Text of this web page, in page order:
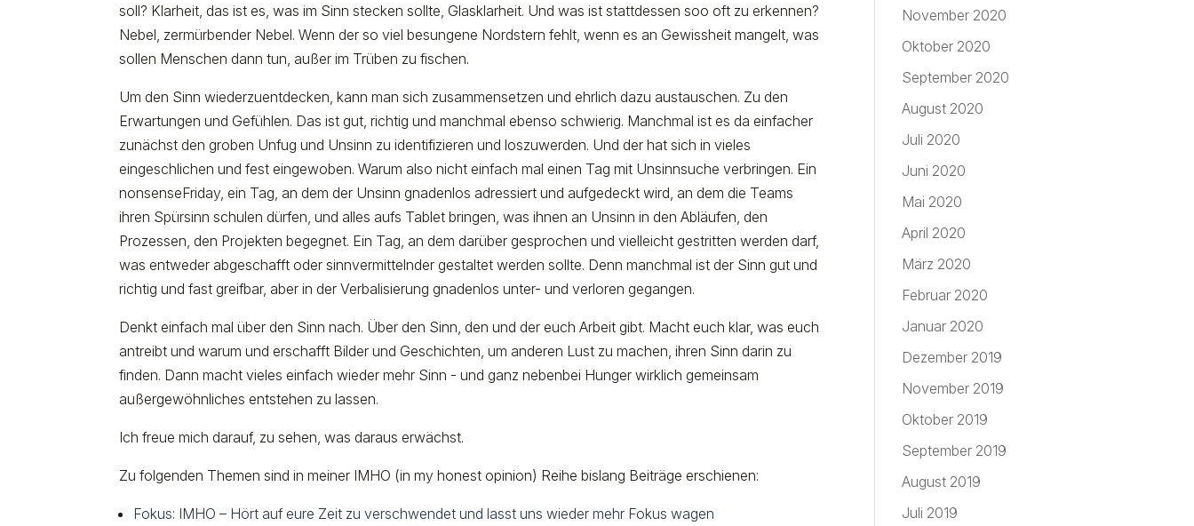
soll? Klarheit, das ist es, was im Sinn stecken sollte, Glasklarheit. Und was ist stattdessen soo oft zu erkennen?
Nebel, zermürbender Nebel. Wenn der so viel besungene Nordstern fehlt, wenn es an Gewissheit mangelt, was
sollen Menschen dann tun, außer im Trüben zu fischen.
Um den Sinn wiederzuentdecken, kann man sich zusammensetzen und ehrlich dazu austauschen. Zu den
Erwartungen und Gefühlen. Das ist gut, richtig und manchmal ebenso schwierig. Manchmal ist es da einfacher
zunächst den groben Unfug und Unsinn zu identifizieren und loszuwerden. Und der hat sich in vieles
eingeschlichen und fest eingewoben. Warum also nicht einfach mal einen Tag mit Unsinnsuche verbringen. Ein
nonsenseFriday, ein Tag, an dem der Unsinn gnadenlos adressiert und aufgedeckt wird, an dem die Teams
ihren Spürsinn schulen dürfen, und alles aufs Tablet bringen, was ihnen an Unsinn in den Abläufen, den
Prozessen, den Projekten begegnet. Ein Tag, an dem darüber gesprochen und vielleicht gestritten werden darf,
was entweder abgeschafft oder sinnvermittelnder gestaltet werden sollte. Denn manchmal ist der Sinn gut und
richtig und fast greifbar, aber in der Verbalisierung gnadenlos unter- und verloren gegangen.
Denkt einfach mal über den Sinn nach. Über den Sinn, den und der euch Arbeit gibt. Macht euch klar, was euch
antreibt und warum und erschafft Bilder und Geschichten, um anderen Lust zu machen, ihren Sinn darin zu
finden. Dann macht vieles einfach wieder mehr Sinn - und ganz nebenbei Hunger wirklich gemeinsam
außergewöhnliches entstehen zu lassen.
Ich freue mich darauf, zu sehen, was daraus erwächst.
Zu folgenden Themen sind in meiner IMHO (in my honest opinion) Reihe bislang Beiträge erschienen:
Fokus: IMHO – Hört auf eure Zeit zu verschwendet und lasst uns wieder mehr Fokus wagen
November 2020
Oktober 2020
September 2020
August 2020
Juli 2020
Juni 2020
Mai 2020
April 2020
März 2020
Februar 2020
Januar 2020
Dezember 2019
November 2019
Oktober 2019
September 2019
August 2019
Juli 2019